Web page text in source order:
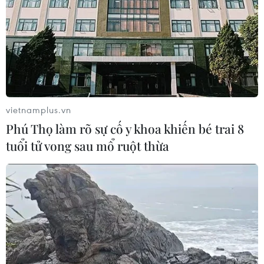
TIN CÙNG CHUYÊN MỤC
Việt Nam là điểm đến hấp dẫn với
doanh nghiệp bán dẫn hàng đầu của
Mỹ
08/08/2026 13:45
Grab bị phạt 1,36 tỷ đồng do vi phạm
quy định bảo vệ quyền lợi người tiêu
dùng
08/08/2026 04:15
Naver và NVIDIA tăng tốc xây dựng
“Nhà máy AI,” hướng tới doanh thu
vietnamplus.vn
Phú Thọ làm rõ sự cố y khoa khiến bé trai 8
tuổi tử vong sau mổ ruột thừa